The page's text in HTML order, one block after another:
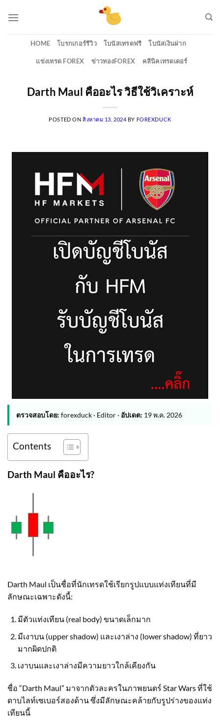
HOME โบรกเกอร์รีวิว โบนัสเทรดฟรี โบนัสเงินฝาก
แข่งเทรด FOREX ข่าวทองFOREX คลีนิคเทรดเดอร์
Darth Maul คืออะไร วิธีใช้วิเคราะห์
POSTED ON สิงหาคม 13, 2024 BY FOREXDUCK
ตรวจสอบโดย: forexduck · Editor · อัปเดต: 19 พ.ค. 2026
Contents
Darth Maul คืออะไร?
Darth Maul เป็นชื่อที่นักเทรดใช้เรียกรูปแบบแท่งเทียนที่มี
ลักษณะเฉพาะดังนี้:
มีตัวแท่งเทียน (real body) ขนาดเล็กมาก
มีเงาบน (upper shadow) และเงาล่าง (lower shadow) ที่ยาว
มากผิดปกติ
เงาบนและเงาล่างมีความยาวใกล้เคียงกัน
ชื่อ “Darth Maul” มาจากตัวละครในภาพยนตร์ Star Wars ที่ใช้
ดาบไลท์เซเบอร์สองด้าน ซึ่งมีลักษณะคล้ายกับรูปร่างของแท่ง
เทียนนี้